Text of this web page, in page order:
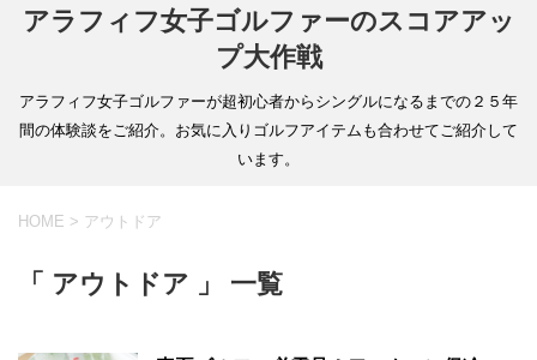
アラフィフ女子ゴルファーのスコアアッ
プ大作戦
アラフィフ女子ゴルファーが超初心者からシングルになるまでの２５年
間の体験談をご紹介。お気に入りゴルフアイテムも合わせてご紹介して
います。
HOME > アウトドア
「 アウトドア 」 一覧